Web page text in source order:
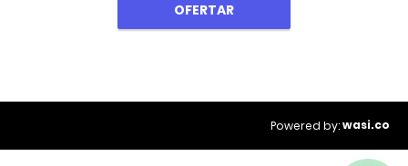
OFERTAR
Powered by:wasi.co